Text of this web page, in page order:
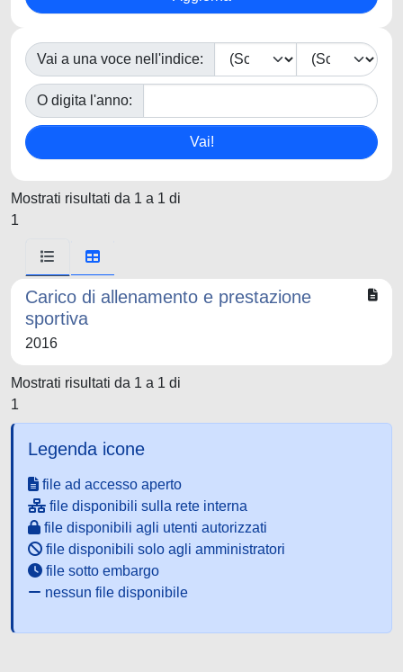
Vai a una voce nell'indice:
O digita l'anno:
Mostrati risultati da 1 a 1 di
1
Carico di allenamento e prestazione
sportiva
2016
Mostrati risultati da 1 a 1 di
1
Legenda icone
file ad accesso aperto
file disponibili sulla rete interna
file disponibili agli utenti autorizzati
file disponibili solo agli amministratori
file sotto embargo
nessun file disponibile